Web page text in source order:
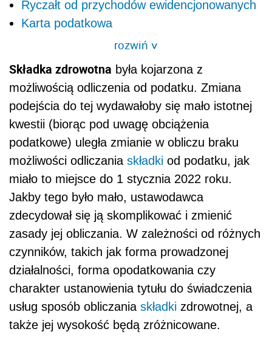
Ryczałt od przychodów ewidencjonowanych
Karta podatkowa
rozwiń>
Składka zdrowotna była kojarzona z
możliwością odliczenia od podatku. Zmiana
podejścia do tej wydawałoby się mało istotnej
kwestii (biorąc pod uwagę obciążenia
podatkowe) uległa zmianie w obliczu braku
możliwości odliczania składki od podatku, jak
miało to miejsce do 1 stycznia 2022 roku.
Jakby tego było mało, ustawodawca
zdecydował się ją skomplikować i zmienić
zasady jej obliczania. W zależności od różnych
czynników, takich jak forma prowadzonej
działalności, forma opodatkowania czy
charakter ustanowienia tytułu do świadczenia
usług sposób obliczania składki zdrowotnej, a
także jej wysokość będą zróżnicowane.